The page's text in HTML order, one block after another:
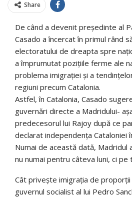
Share
De când a devenit președinte al
Casado a încercat în primul rând
electoratului de dreapta spre
a împrumutat pozițiile ferme ale
problema imigrației și a
regiuni precum Catalonia.
Astfel, în Catalonia, Casado
guvernări directe a Madridului-
predecesorul lui Rajoy după ce
declarat independența Cataloniei
Numai de această dată, Madridul
nu numai pentru câteva luni, ci
Cât privește imigrația de
guvernul socialist al lui Pedro